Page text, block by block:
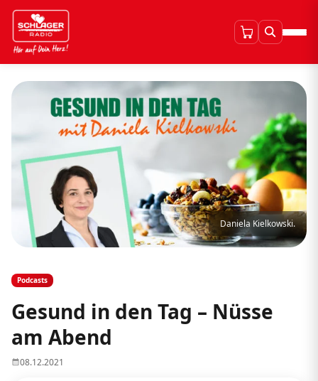
Daniela Kielkowski.
Podcasts
Gesund in den Tag – Nüsse
am Abend
08.12.2021